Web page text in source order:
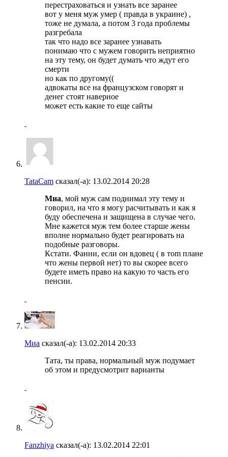
перестраховаться и узнать все заранее
вот у меня муж умер ( правда в украине) ,
тоже не думала, а потом 3 года проблемы
разгребала
так что надо все заранее узнавать
понимаю что с мужем говорить неприятно
на эту тему, он будет думать что ждут его
смерти
но как по другому((
адвокаты все на французском говорят и
денег стоят наверное
может есть какие то еще сайты
TataCam сказал(-а): 13.02.2014 20:28
Миа, мой муж сам поднимал эту тему и
говорил, на что я могу расчитывать и как я
буду обеспечена и защищена в случае чего.
Мне кажется муж тем более старше жены
вполне нормально будет реагировать на
подобные разговоры.
Кстати. Фанни, если он вдовец ( в тоm плане
что жены первой нет) то вы скорее всего
будете иметь право на какую то часть его
пенсии.
Миа сказал(-а): 13.02.2014 20:33
Тата, ты права, нормальный муж подумает
об этом и предусмотрит варианты
Fanzhiya сказал(-а): 13.02.2014 22:01